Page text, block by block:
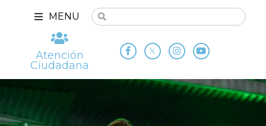
MENU
Atención
Ciudadana